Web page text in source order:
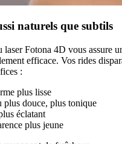
naturels que subtils
laser Fotona 4D vous assure
efficace. Vos rides
:
plus lisse
plus douce, plus tonique
éclatant
plus jeune